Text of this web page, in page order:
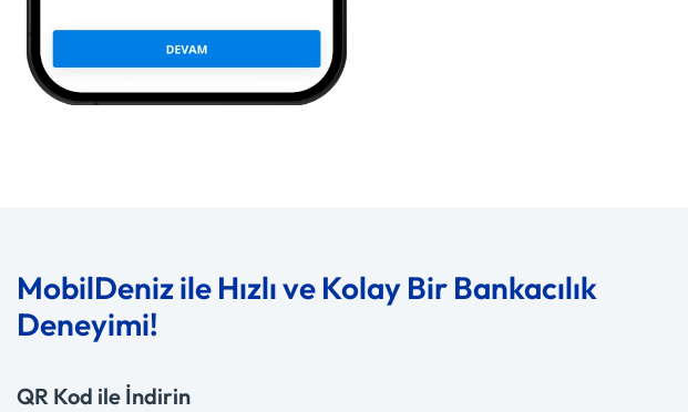
MobilDeniz ile Hızlı ve Kolay Bir Bankacılık
Deneyimi!
QR Kod ile İndirin